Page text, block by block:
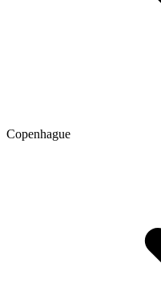
Copenhague